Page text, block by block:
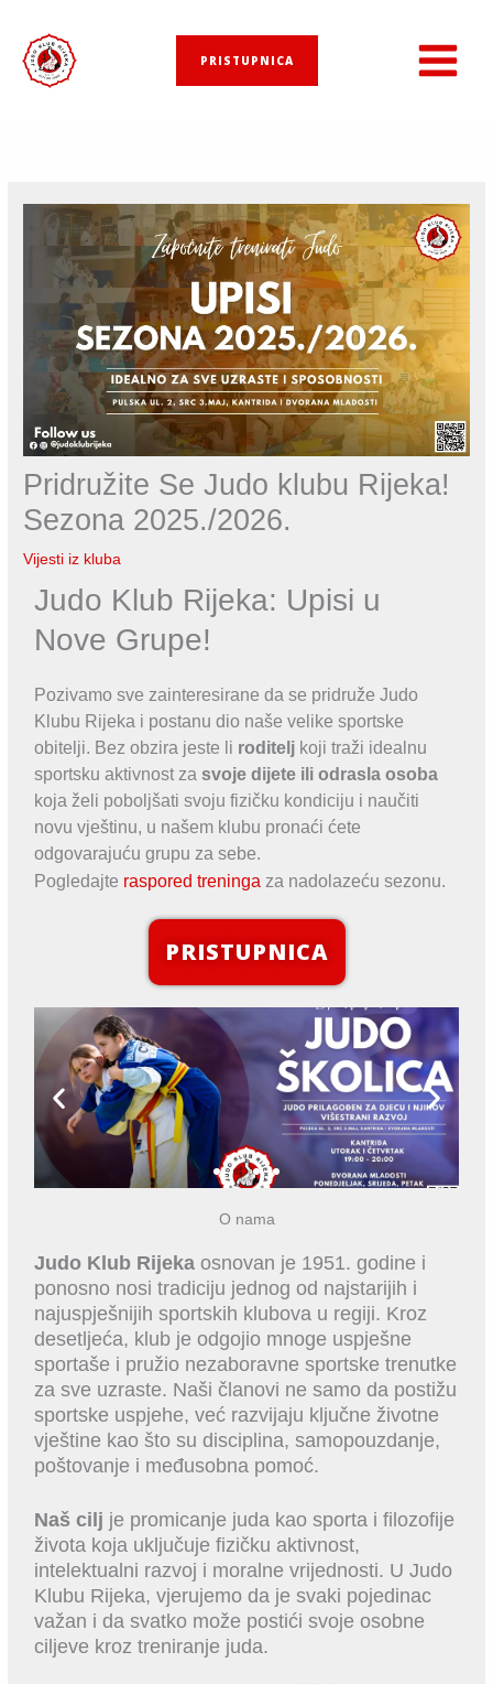
content
PRISTUPNICA
Pridružite Se Judo klubu Rijeka!
Sezona 2025./2026.
Vijesti iz kluba
Judo Klub Rijeka: Upisi u
Nove Grupe!
Pozivamo sve zainteresirane da se pridruže Judo
Klubu Rijeka i postanu dio naše velike sportske
obitelji. Bez obzira jeste li roditelj koji traži idealnu
sportsku aktivnost zasvoje dijete ili odrasla osoba
koja želi poboljšati svoju fizičku kondiciju i naučiti
novu vještinu, u našem klubu pronaći ćete
odgovarajuću grupu za sebe.
Pogledajte raspored treninga za nadolazeću sezonu.
PRISTUPNICA
O nama
Judo Klub Rijekaosnovan je 1951. godine i
ponosno nosi tradiciju jednog od najstarijih i
najuspješnijih sportskih klubova u regiji. Kroz
desetljeća, klub je odgojio mnoge uspješne
sportaše i pružio nezaboravne sportske trenutke
za sve uzraste. Naši članovi ne samo da postižu
sportske uspjehe, već razvijaju ključne životne
vještine kao što su disciplina, samopouzdanje,
poštovanje i međusobna pomoć.
Naš cilj je promicanje juda kao sporta i filozofije
života koja uključuje fizičku aktivnost,
intelektualni razvoj i moralne vrijednosti. U Judo
Klubu Rijeka, vjerujemo da je svaki pojedinac
važan i da svatko može postići svoje osobne
ciljeve kroz treniranje juda.